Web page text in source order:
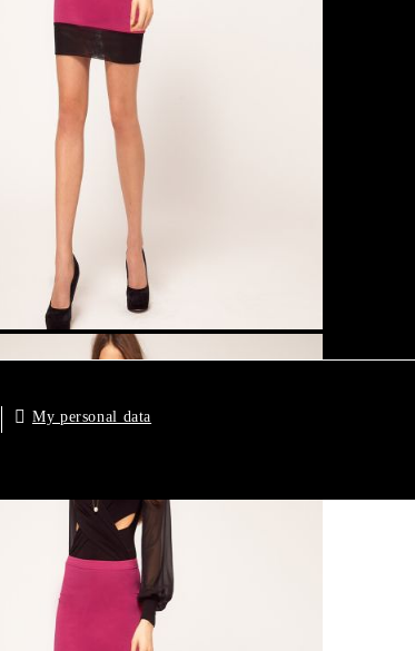
My personal data